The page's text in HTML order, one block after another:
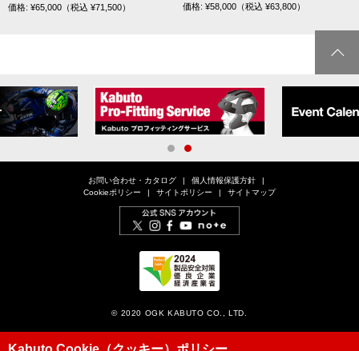
価格: ¥65,000（税込 ¥71,500） 価格: ¥58,000（税込 ¥63,800）
1
お問い合わせ・カタログ
個人情報保護方針
Cookieポリシー
サイトポリシー サイトマップ
© 2020 OGK KABUTO CO., LTD.